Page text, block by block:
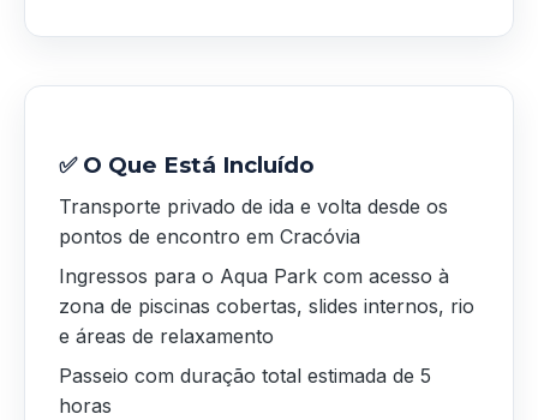
✅ O Que Está Incluído
Transporte privado de ida e volta desde os
pontos de encontro em Cracóvia
Ingressos para o Aqua Park com acesso à
zona de piscinas cobertas, slides internos, rio
e áreas de relaxamento
Passeio com duração total estimada de 5
horas